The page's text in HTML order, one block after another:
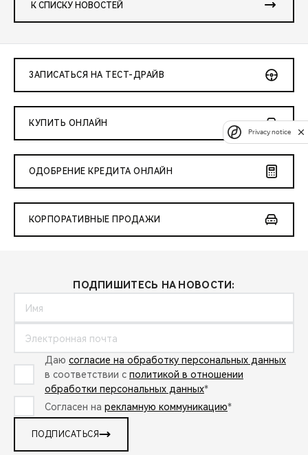
К СПИСКУ НОВОСТЕЙ
ЗАПИСАТЬСЯ НА ТЕСТ-ДРАЙВ
КУПИТЬ ОНЛАЙН
ОДОБРЕНИЕ КРЕДИТА ОНЛАЙН
КОРПОРАТИВНЫЕ ПРОДАЖИ
ПОДПИШИТЕСЬ НА НОВОСТИ:
Даю согласие на обработку персональных данных
в соответствии с политикой в отношении
обработки персональных данных*
Согласен на рекламную коммуникацию*
ПОДПИСАТЬСЯ
Privacy notice